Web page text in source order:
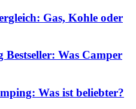
Gas, Kohle oder
Was Camper
Was ist beliebter?